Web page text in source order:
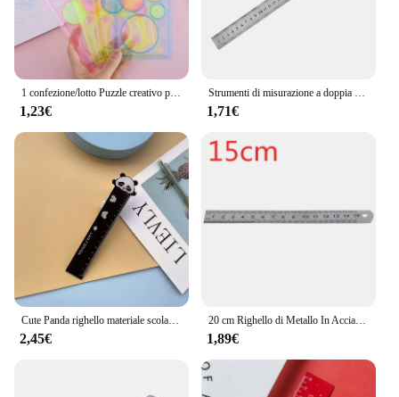
1,23€ 1,71€
2,45€
20 cm Righello di Metallo In Acciaio Inox Regola Metrica di Precisione Doppia Faccia Strumenti di Misura di Scuola Forniture Per Ufficio Accessori
1,89€